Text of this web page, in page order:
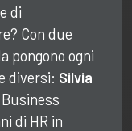
di
Con due
pongono ogni
diversi: Silvia
di HR in